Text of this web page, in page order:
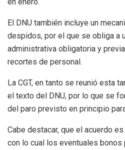
El DNU también incluye un
despidos, por el que se obliga a
administrativa obligatoria y
recortes de personal.
La CGT, en tanto se reunió esta
el texto del DNU, por lo que se
del paro previsto en principio
Cabe destacar, que el acuerdo
con lo cual los eventuales